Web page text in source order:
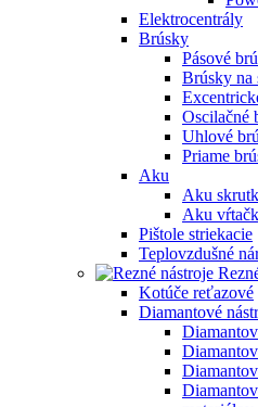
Elektrocentrály
Brúsky
Pásové
Brúsky na
Oscilačné
Uhlové
Priame
Aku
Aku
Aku
Pištole striekacie
Teplovzdušné
Kotúče reťazové
Diamantové